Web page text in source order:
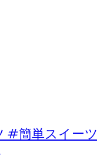
単スイーツ